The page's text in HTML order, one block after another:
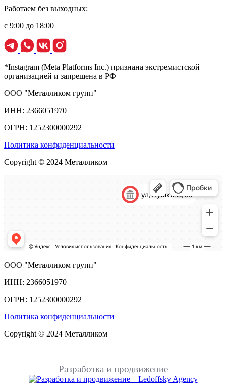
Работаем без выходных:
с 9:00 до 18:00
*Instagram (Meta Platforms Inc.) признана экстремистской
организацией и запрещена в РФ
ООО "Металликом групп"
ИНН: 2366051970
ОГРН: 1252300000292
Политика конфиденциальности
Copyright © 2024 Металликом
ООО "Металликом групп"
ИНН: 2366051970
ОГРН: 1252300000292
Политика конфиденциальности
Copyright © 2024 Металликом
Разработка и продвижение